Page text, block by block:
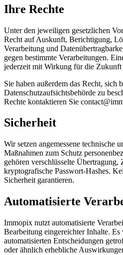
Ihre Rechte
Unter den jeweiligen gesetzlichen
Recht auf Auskunft, Berichtigung,
Verarbeitung und
gegen bestimmte Verarbeitungen.
jederzeit mit Wirkung für die
Sie haben außerdem das Recht, sich
Datenschutzaufsichtsbehörde zu
Rechte kontaktieren Sie
Sicherheit
Wir setzen angemessene technische
Maßnahmen zum Schutz
gehören verschlüsselte
kryptografische Passwort-Hashes.
Sicherheit garantieren.
Automatisierte
Immopix nutzt automatisierte
Bearbeitung eingereichter Inhalte.
automatisierten Entscheidungen
oder ähnlich erhebliche